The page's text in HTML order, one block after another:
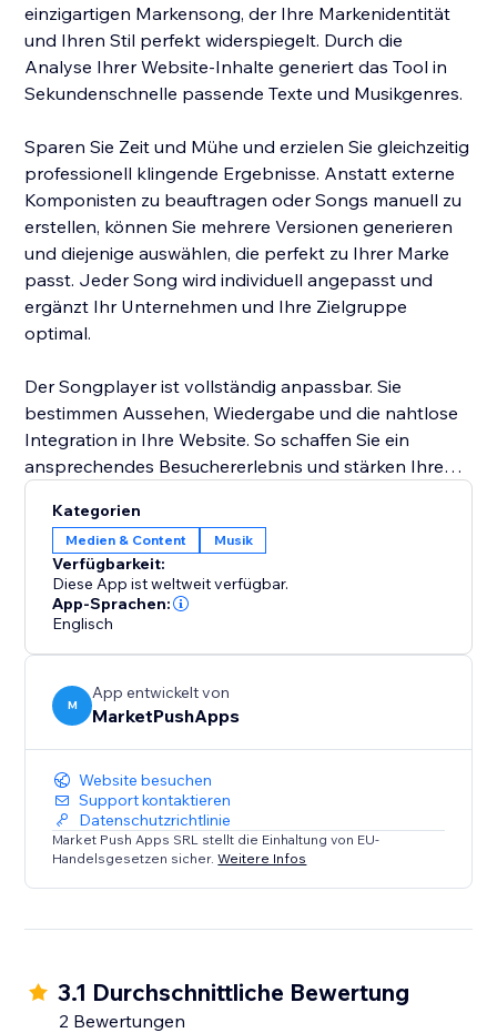
einzigartigen Markensong, der Ihre Markenidentität
und Ihren Stil perfekt widerspiegelt. Durch die
Analyse Ihrer Website-Inhalte generiert das Tool in
Sekundenschnelle passende Texte und Musikgenres.
Sparen Sie Zeit und Mühe und erzielen Sie gleichzeitig
professionell klingende Ergebnisse. Anstatt externe
Komponisten zu beauftragen oder Songs manuell zu
erstellen, können Sie mehrere Versionen generieren
und diejenige auswählen, die perfekt zu Ihrer Marke
passt. Jeder Song wird individuell angepasst und
ergänzt Ihr Unternehmen und Ihre Zielgruppe
optimal.
Der Songplayer ist vollständig anpassbar. Sie
bestimmen Aussehen, Wiedergabe und die nahtlose
Integration in Ihre Website. So schaffen Sie ein
ansprechendes Besuchererlebnis und stärken Ihre
Machen Sie Ihre Marke unvergesslich mit einem
unverwechselbaren Sound, der Ihre Einzigartigkeit
unterstreicht und die Besucherbindung erhöht. Fügen
Sie ihn noch heute hinzu und kreieren Sie eine
musikalische Identität, die Eindruck macht.
Kategorien
Medien & Content Musik
Verfügbarkeit:
Diese App ist weltweit verfügbar.
App-Sprachen:
Englisch
M
App entwickelt von
MarketPushApps
Website besuchen
Support kontaktieren
Datenschutzrichtlinie
Market Push Apps SRL stellt die Einhaltung von EU-
Handelsgesetzen sicher.Weitere Infos
3.1 Durchschnittliche Bewertung
2 Bewertungen